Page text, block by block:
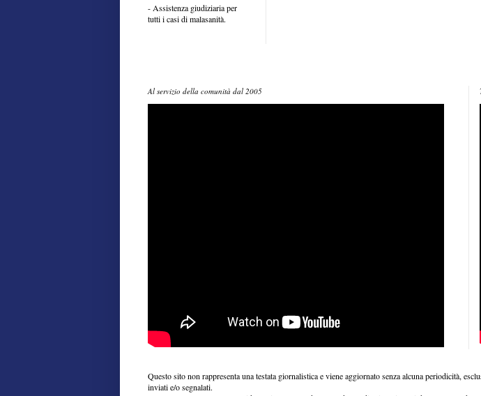
- Assistenza giudiziaria per
tutti i casi di malasanità.
Al servizio della comunità dal 2005
Questo sito non rappresenta una testata giornalistica e viene aggiornato senza alcuna periodicità,
inviati e/o segnalati.